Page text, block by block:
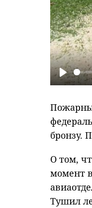
Play
бронзу.
О том,
момент
Тушил